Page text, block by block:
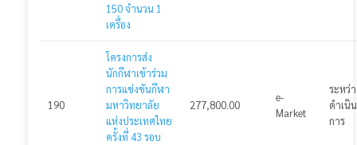
150 จำนวน 1
เครื่อง
190
โครงการส่ง
นักกีฬาเข้าร่วม
การแข่งขันกีฬา
มหาวิทยาลัย
แห่งประเทศไทย
ครั้งที่ 43 รอบ
277,800.00
e-
Market
ระหว่
ดำเนิน
การ